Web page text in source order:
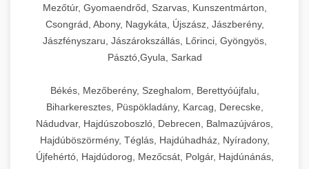
Mezőtúr, Gyomaendrőd, Szarvas, Kunszentmárton,
Csongrád, Abony, Nagykáta, Újszász, Jászberény,
Jászfényszaru, Jászárokszállás, Lőrinci, Gyöngyös,
Pásztó,Gyula, Sarkad
Békés, Mezőberény, Szeghalom, Berettyóújfalu,
Biharkeresztes, Püspökladány, Karcag, Derecske,
Nádudvar, Hajdúszoboszló, Debrecen, Balmazújváros,
Hajdúböszörmény, Téglás, Hajdúhadház, Nyíradony,
Újfehértó, Hajdúdorog, Mezőcsát, Polgár, Hajdúnánás,